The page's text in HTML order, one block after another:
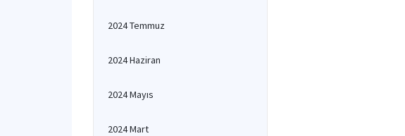
2024 Temmuz
2024 Haziran
2024 Mayıs
2024 Mart